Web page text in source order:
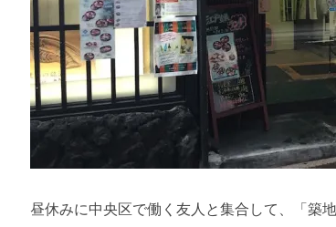
昼休みに中央区で働く友人と集合して、「築